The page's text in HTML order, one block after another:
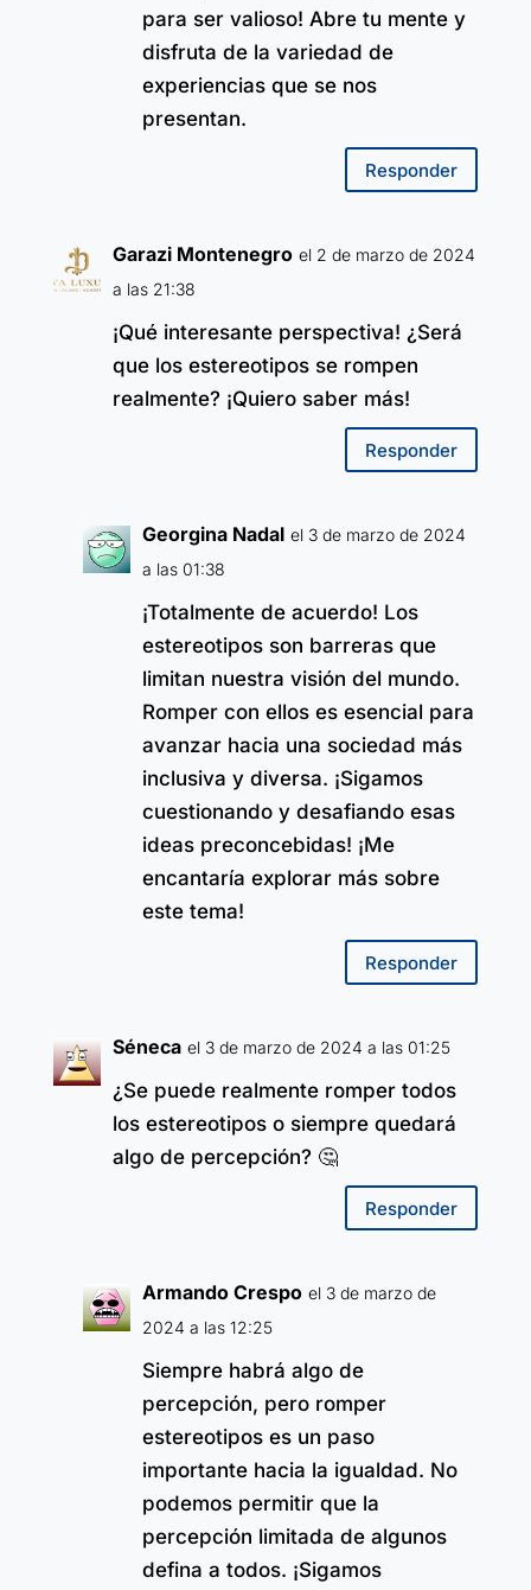
para ser valioso! Abre tu mente y
disfruta de la variedad de
experiencias que se nos
presentan.
Responder
Garazi Montenegro el 2 de marzo de 2024
a las 21:38
¡Qué interesante perspectiva! ¿Será
que los estereotipos se rompen
realmente? ¡Quiero saber más!
Responder
Georgina Nadal el 3 de marzo de 2024
a las 01:38
¡Totalmente de acuerdo! Los
estereotipos son barreras que
limitan nuestra visión del mundo.
Romper con ellos es esencial para
avanzar hacia una sociedad más
inclusiva y diversa. ¡Sigamos
cuestionando y desafiando esas
ideas preconcebidas! ¡Me
encantaría explorar más sobre
este tema!
Responder
Séneca el 3 de marzo de 2024 a las 01:25
¿Se puede realmente romper todos
los estereotipos o siempre quedará
algo de percepción? 🤔
Responder
Armando Crespo el 3 de marzo de
2024 a las 12:25
Siempre habrá algo de
percepción, pero romper
estereotipos es un paso
importante hacia la igualdad. No
podemos permitir que la
percepción limitada de algunos
defina a todos. ¡Sigamos